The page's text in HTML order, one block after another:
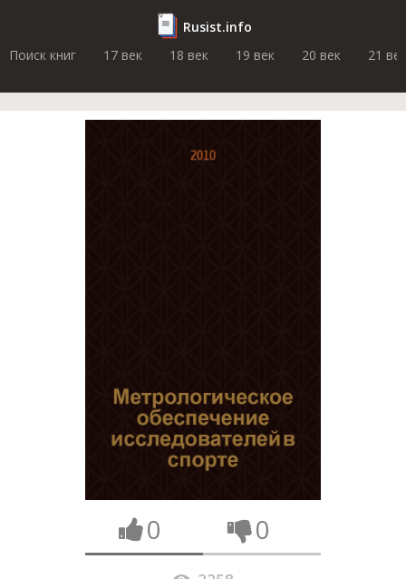
Rusist.info
Поиск книг
17 век 18 век 19 век 20 век 21 век
0 0